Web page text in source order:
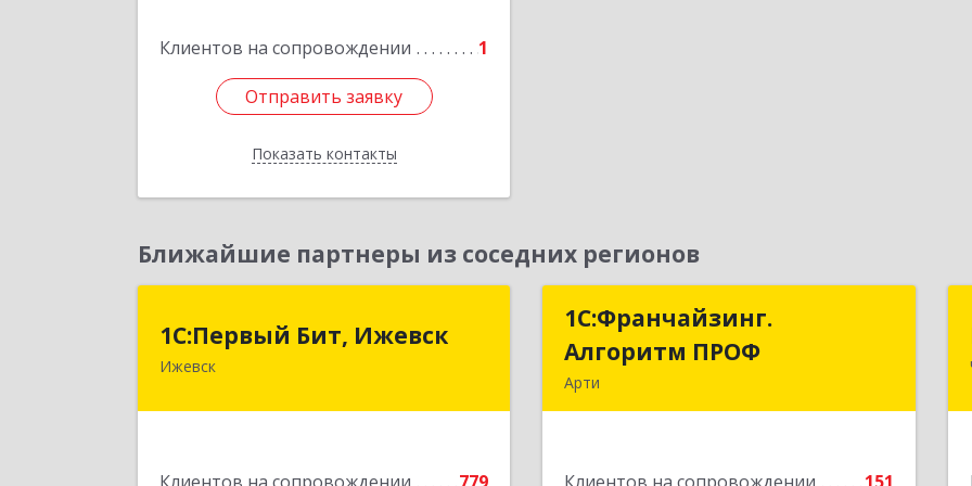
Клиентов на сопровождении 1
Отправить заявку
Показать контакты
Подробнее
Отправить заявку
Назад
Ближайшие партнеры из соседних регионов
1С:Первый Бит, Ижевск
Ижевск
1С:Первый Бит, Ижевск
426008, Удмуртская Респ, Ижевск г,
1С:Франчайзинг.
Алгоритм ПРОФ
Арти
1С:Франчайзинг.
Алгоритм ПРОФ